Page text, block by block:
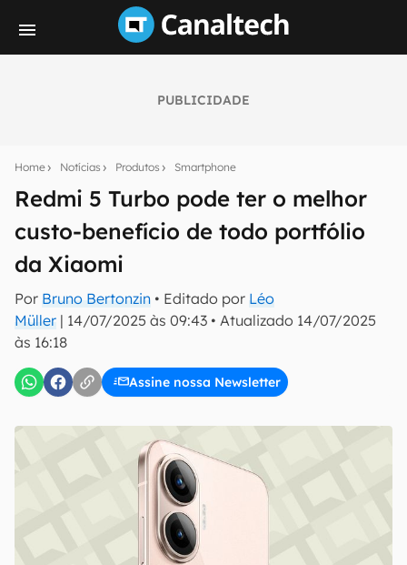
PUBLICIDADE
Home Notícias Produtos Smartphone
Redmi 5 Turbo pode ter o melhor
custo-benefício de todo portfólio
da Xiaomi
Por Bruno Bertonzin • Editado por Léo
Müller | 14/07/2025 às 09:43 • Atualizado 14/07/2025
às 16:18
Assine nossa Newsletter
notícias e reviews sobre tecnologia em primeira
mão.
E-mail
inscreva-se
Uso e Política de Privacidade do Canaltech.